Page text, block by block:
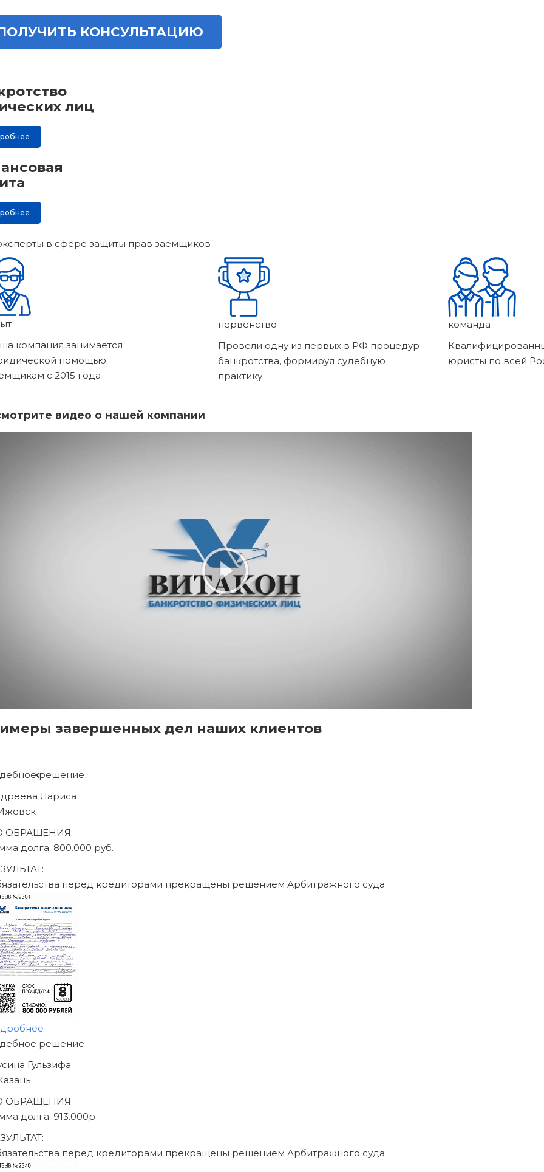
КОНСУЛЬТАЦИЮ
лиц
в сфере защиты прав заемщиков
компания занимается
помощью
с 2015 года
первенство
Провели одну из первых в РФ процедур
банкротства, формируя судебную
практику
команда
юристы по всей
видео о нашей компании
завершенных дел наших клиентов
решение
Людмила
ОБРАЩЕНИЯ:
долга: 470.000 руб.
перед кредиторами прекращены решением Арбитражного суда
ИЗБАВЛЯТЬСЯ
ДОЛГОВ
СЕГОДНЯ!
на консультацию